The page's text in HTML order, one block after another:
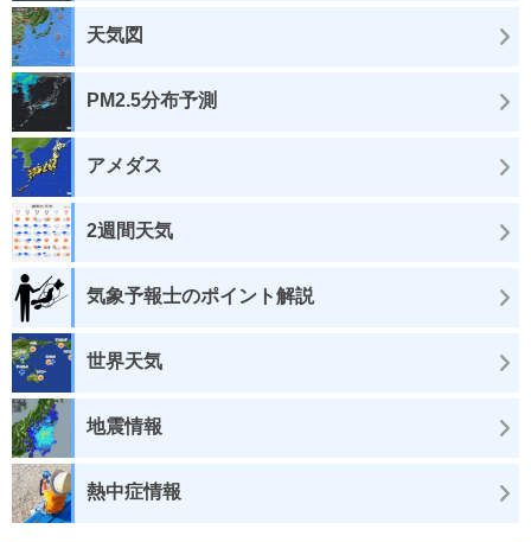
天気図
PM2.5分布予測
アメダス
2週間天気
気象予報士のポイント解説
世界天気
地震情報
熱中症情報